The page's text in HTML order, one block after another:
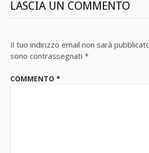
LASCIA UN COMMENTO
Il tuo indirizzo email non sarà
sono contrassegnati *
COMMENTO *